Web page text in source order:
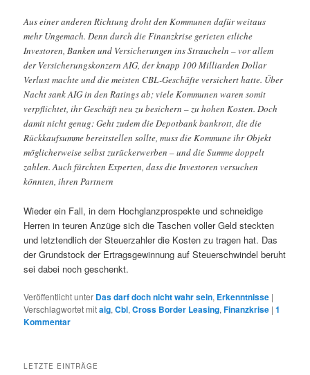
Aus einer anderen Richtung droht den Kommunen dafür weitaus
mehr Ungemach. Denn durch die Finanzkrise gerieten etliche
Investoren, Banken und Versicherungen ins Straucheln – vor allem
der Versicherungskonzern AIG, der knapp 100 Milliarden Dollar
Verlust machte und die meisten CBL-Geschäfte versichert hatte. Über
Nacht sank AIG in den Ratings ab; viele Kommunen waren somit
verpflichtet, ihr Geschäft neu zu besichern – zu hohen Kosten. Doch
damit nicht genug: Geht zudem die Depotbank bankrott, die die
Rückkaufsumme bereitstellen sollte, muss die Kommune ihr Objekt
möglicherweise selbst zurückerwerben – und die Summe doppelt
zahlen. Auch fürchten Experten, dass die Investoren versuchen
könnten, ihren Partnern
Wieder ein Fall, in dem Hochglanzprospekte und schneidige
Herren in teuren Anzüge sich die Taschen voller Geld steckten
und letztendlich der Steuerzahler die Kosten zu tragen hat. Das
der Grundstock der Ertragsgewinnung auf Steuerschwindel beruht
sei dabei noch geschenkt.
Veröffentlicht unter Das darf doch nicht wahr sein, Erkenntnisse |
Verschlagwortet mitaig,Cbl,Cross Border Leasing,Finanzkrise |1
Kommentar
LETZTE EINTRÄGE